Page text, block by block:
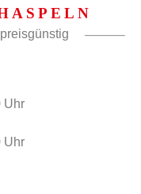
Uhr
Uhr